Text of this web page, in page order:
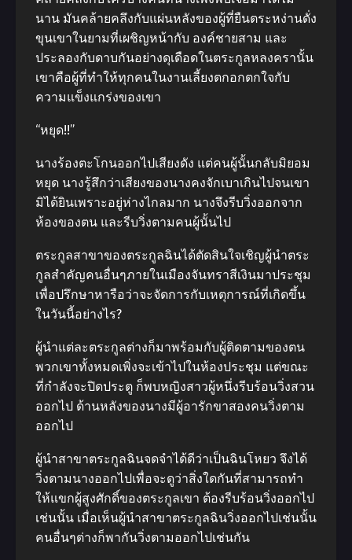
นาน มันคล้ายคลึงกับแผ่นหลังของผู้ที่ยืนตระหง่านดั่ง
ขุนเขาในยามที่เผชิญหน้ากับ องค์ชายสาม และ
ประลองกับดาบกันอย่างดุเดือดในตระกูลหลงครานั้น
เขาคือผู้ที่ทําให้ทุกคนในงานเลี้ยงตกอกตกใจกับ
ความแข็งแกร่งของเขา
“หยุด!!”
นางร้องตะโกนออกไปเสียงดัง แต่คนผู้นั้นกลับมิยอม
หยุด นางรู้สึกว่าเสียงของนางคงจักเบาเกินไปจนเขา
มิได้ยินเพราะอยู่ห่างไกลมาก นางจึงรีบวิ่งออกจาก
ห้องของตน และรีบวิ่งตามคนผู้นั้นไป
ตระกูลสาขาของตระกูลฉินได้ตัดสินใจเชิญผู้นําตระ
กูลสําคัญคนอื่นๆภายในเมืองจันทราสีเงินมาประชุม
เพื่อปรึกษาหารือว่าจะจัดการกับเหตุการณ์ที่เกิดขึ้น
ในวันนี้อย่างไร?
ผู้นําแต่ละตระกูลต่างก็มาพร้อมกับผู้ติดตามของตน
พวกเขาทั้งหมดเพิ่งจะเข้าไปในห้องประชุม แต่ขณะ
ที่กําลังจะปิดประตู ก็พบหญิงสาวผู้หนึ่งรีบร้อนวิ่งสวน
ออกไป ด้านหลังของนางมีผู้อารักขาสองคนวิ่งตาม
ออกไป
ผู้นําสาขาตระกูลฉินจดจําได้ดีว่าเป็นฉินโหยว จึงได้
วิ่งตามนางออกไปเพื่อจะดูว่าสิ่งใดกันที่สามารถทํา
ให้แขกผู้สูงศักดิ์ของตระกูลเขา ต้องรีบร้อนวิ่งออกไป
เช่นนั้น เมื่อเห็นผู้นําสาขาตระกูลฉินวิ่งออกไปเช่นนั้น
คนอื่นๆต่างก็พากันวิ่งตามออกไปเช่นกัน